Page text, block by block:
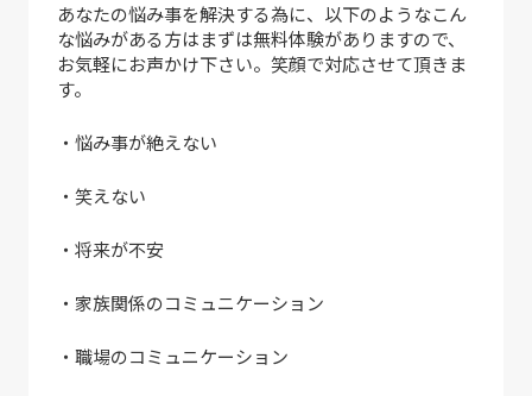
あなたの悩み事を解決する為に、以下のようなこん
な悩みがある方はまずは無料体験がありますので、
お気軽にお声かけ下さい。笑顔で対応させて頂きま
す。
・悩み事が絶えない
・笑えない
・将来が不安
・家族関係のコミュニケーション
・職場のコミュニケーション